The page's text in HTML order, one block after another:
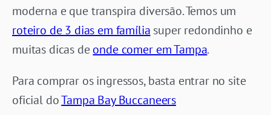
moderna e que transpira diversão. Temos um
roteiro de 3 dias em família super redondinho e
muitas dicas deonde comer em Tampa.
Para comprar os ingressos, basta entrar no site
oficial doTampa Bay Buccaneers